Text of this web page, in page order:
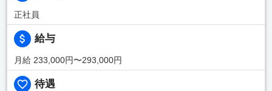
正社員
給与
月給 233,000円〜293,000円
待遇